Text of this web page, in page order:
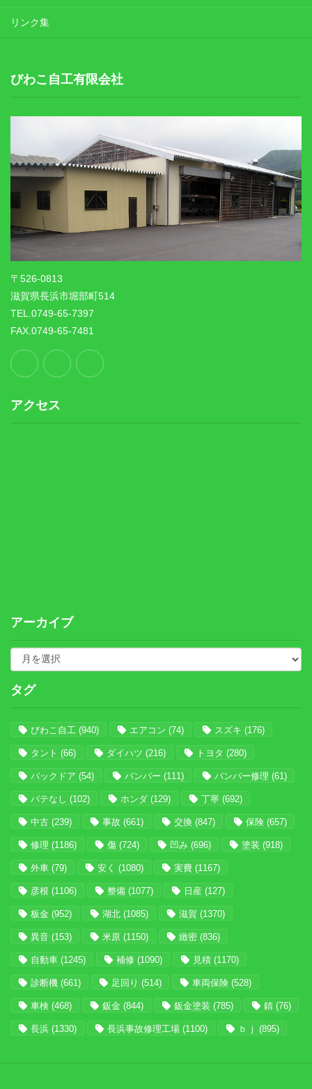
リンク集
びわこ自工有限会社
〒526-0813
滋賀県長浜市堀部町514
TEL.0749-65-7397
FAX.0749-65-7481
アクセス
アーカイブ
タグ
びわこ自工 (940) エアコン (74) スズキ (176)
タント (66) ダイハツ (216) トヨタ (280)
バックドア (54) バンパー (111) バンパー修理 (61)
パテなし (102) ホンダ (129) 丁寧 (692)
中古 (239) 事故 (661) 交換 (847) 保険 (657)
修理 (1186) 傷 (724) 凹み (696) 塗装 (918)
外車 (79) 安く (1080) 実費 (1167)
彦根 (1106) 整備 (1077) 日産 (127)
板金 (952) 湖北 (1085) 滋賀 (1370)
異音 (153) 米原 (1150) 緻密 (836)
自動車 (1245) 補修 (1090) 見積 (1170)
診断機 (661) 足回り (514) 車両保険 (528)
車検 (468) 鈑金 (844) 鈑金塗装 (785) 錆 (76)
長浜 (1330) 長浜事故修理工場 (1100) ｂｊ (895)